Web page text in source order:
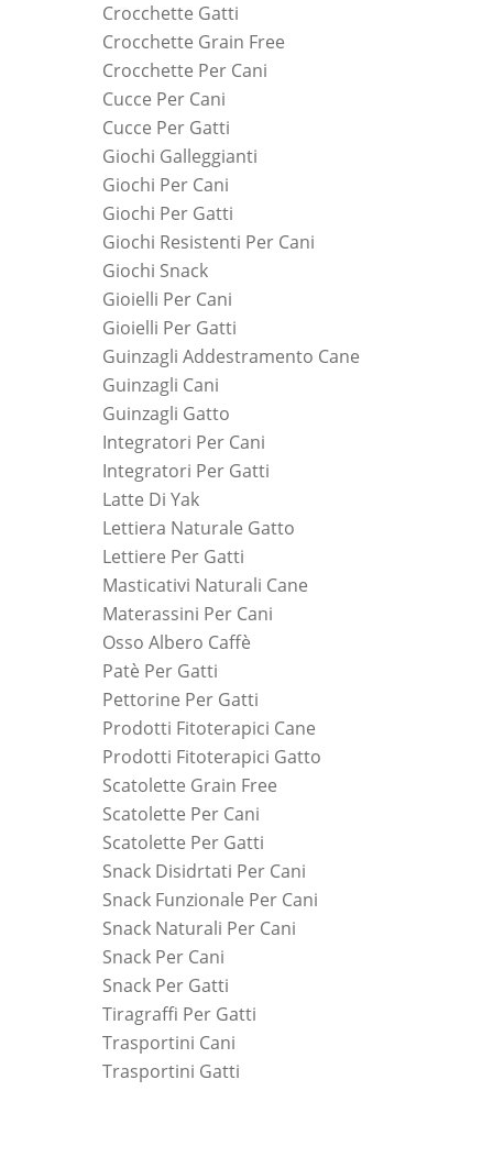
Crocchette Gatti
Crocchette Grain Free
Crocchette Per Cani
Cucce Per Cani
Cucce Per Gatti
Giochi Galleggianti
Giochi Per Cani
Giochi Per Gatti
Giochi Resistenti Per Cani
Giochi Snack
Gioielli Per Cani
Gioielli Per Gatti
Guinzagli Addestramento Cane
Guinzagli Cani
Guinzagli Gatto
Integratori Per Cani
Integratori Per Gatti
Latte Di Yak
Lettiera Naturale Gatto
Lettiere Per Gatti
Masticativi Naturali Cane
Materassini Per Cani
Osso Albero Caffè
Patè Per Gatti
Pettorine Per Gatti
Prodotti Fitoterapici Cane
Prodotti Fitoterapici Gatto
Scatolette Grain Free
Scatolette Per Cani
Scatolette Per Gatti
Snack Disidrtati Per Cani
Snack Funzionale Per Cani
Snack Naturali Per Cani
Snack Per Cani
Snack Per Gatti
Tiragraffi Per Gatti
Trasportini Cani
Trasportini Gatti